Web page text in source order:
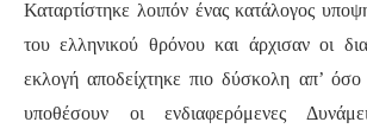
Καταρτίστηκε λοιπόν ένας κατάλογος
του ελληνικού θρόνου και άρχισαν οι
εκλογή αποδείχτηκε πιο δύσκολη απ’
υποθέσουν οι ενδιαφερόμενες